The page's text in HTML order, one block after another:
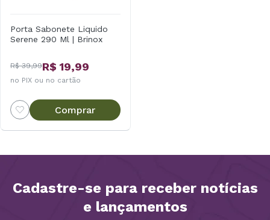
Porta Sabonete Liquido
Serene 290 Ml | Brinox
R$ 39,99R$ 19,99
no PIX ou no cartão
Comprar
Cadastre-se para receber notícias
e lançamentos